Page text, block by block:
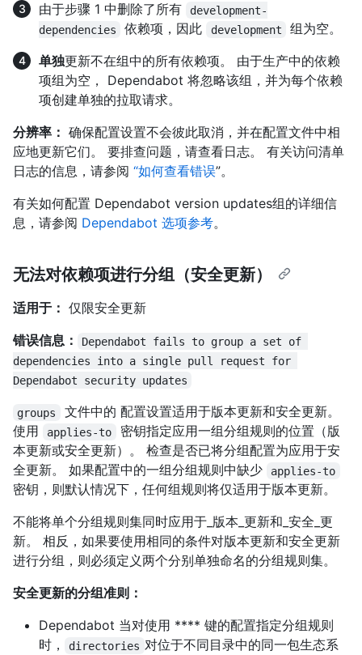
由于步骤 1 中删除了所有
development-
dependencies
依赖项，因此 development
组为空。
单独更新不在组中的所有依赖项。 由于生产中的依赖
项组为空， Dependabot 将忽略该组，并为每个依赖
项创建单独的拉取请求。
分辨率： 确保配置设置不会彼此取消，并在配置文件中相
应地更新它们。 要排查问题，请查看日志。 有关访问清单
日志的信息，请参阅 “如何查看错误”。
有关如何配置 Dependabot version updates组的详细信
息，请参阅 Dependabot 选项参考。
无法对依赖项进行分组（安全更新）
适用于： 仅限安全更新
错误信息：
Dependabot fails to group a set of
dependencies into a single pull request for
Dependabot security updates
groups 文件中的 配置设置适用于版本更新和安全更新。
使用
applies-to
密钥指定应用一组分组规则的位置（版
本更新或安全更新）。 检查是否已将分组配置为应用于安
全更新。 如果配置中的一组分组规则中缺少
applies-to
密钥，则默认情况下，任何组规则将仅适用于版本更新。
不能将单个分组规则集同时应用于_版本_更新和_安全_更
新。 相反，如果要使用相同的条件对版本更新和安全更新
进行分组，则必须定义两个分别单独命名的分组规则集。
安全更新的分组准则：
Dependabot 当对使用 **** 键的配置指定分组规则
时，
directories 对位于不同目录中的同一包生态系